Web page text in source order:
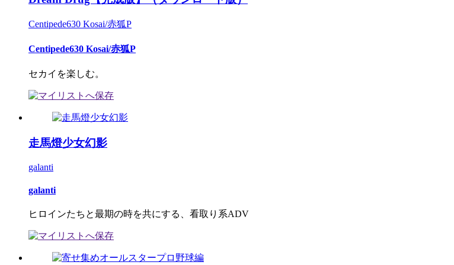
Centipede630 Kosai/赤狐P
Centipede630 Kosai/赤狐P
セカイを楽しむ。
走馬燈少女幻影
galanti
galanti
ヒロインたちと最期の時を共にする、看取り系ADV